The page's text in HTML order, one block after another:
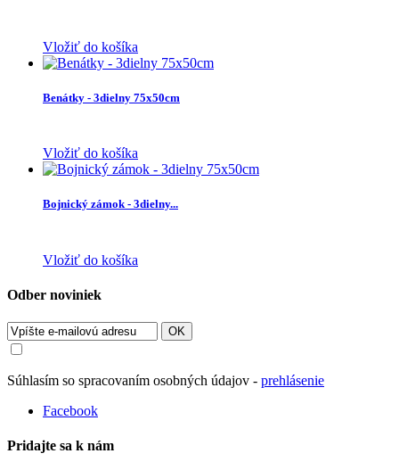
Vložiť do košíka
Benátky - 3dielny 75x50cm
Vložiť do košíka
Bojnický zámok - 3dielny...
Vložiť do košíka
Odber noviniek
OK
Súhlasím so spracovaním osobných údajov - prehlásenie
Facebook
Pridajte sa k nám